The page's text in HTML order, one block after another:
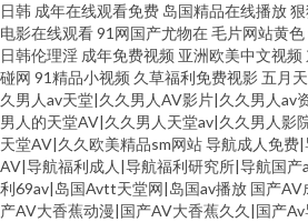
日韩 成年在线观看免费 岛国精品在线播放
电影在线观看91网国产尤物在毛片网站黄色
日韩伦理淫 成年免费视频 亚洲欧美中文视频
碰网 91精品小视频 久草福利免费视影 五月
久男人av天堂|久久男人AV影片|久久男人av
男人的天堂AV|久久男人天堂av|久久男人影
天堂AV|久久欧美精品sm网站导航成人免费
AV|导航福利成人|导航福利研究所|导航国
利69av|岛国Avtt天堂网|岛国av播放 国产AV
产AV大香蕉动漫|国产AV大香蕉久久|国产